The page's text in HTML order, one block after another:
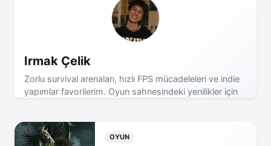
Irmak Çelik
Zorlu survival arenaları, hızlı FPS mücadeleleri ve indie
yapımlar favorilerim. Oyun sahnesindeki yenilikler için
OYUN